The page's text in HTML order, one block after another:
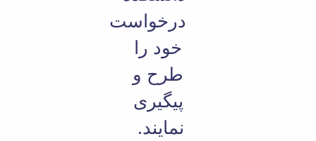
درخواست
خود را
طرح و
پیگیری
نمایند.